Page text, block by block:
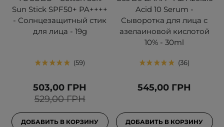
Sun Stick SPF50+ PA++++
- Солнцезащитный стик
для лица - 19g
59
529,00 ГРН
503,00 ГРН
ДОБАВИТЬ В КОРЗИНУ
Acid 10 Serum -
Сыворотка для лица с
азелаиновой кислотой
10% - 30ml
36
545,00 ГРН
ДОБАВИТЬ В КОРЗИНУ